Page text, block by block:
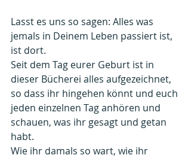
Lasst es uns so sagen: Alles was
jemals in Deinem Leben passiert ist,
ist dort.
Seit dem Tag eurer Geburt ist in
dieser Bücherei alles aufgezeichnet,
so dass ihr hingehen könnt und euch
jeden einzelnen Tag anhören und
schauen, was ihr gesagt und getan
habt.
Wie ihr damals so wart, wie ihr